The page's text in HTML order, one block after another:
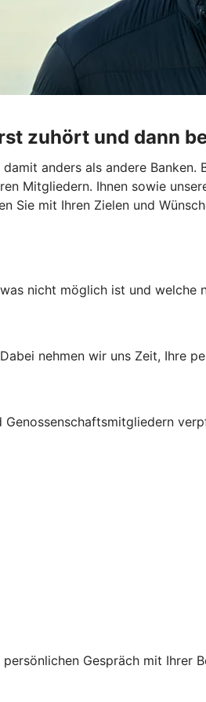
zuhört und dann
anders als andere
Mitgliedern. Ihnen sowie
Sie mit Ihren Zielen und
nicht möglich ist und
nehmen wir uns Zeit, Ihre
Genossenschaftsmitgliedern
Gespräch mit Ihrer